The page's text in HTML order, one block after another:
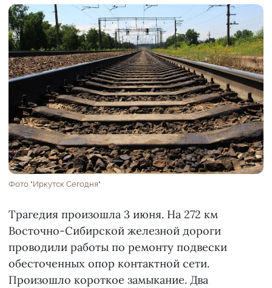
Фото "Иркутск Сегодня"
Трагедия произошла 3 июня. На 272 км
Восточно-Сибирской железной дороги
проводили работы по ремонту подвески
обесточенных опор контактной сети.
Произошло короткое замыкание. Два